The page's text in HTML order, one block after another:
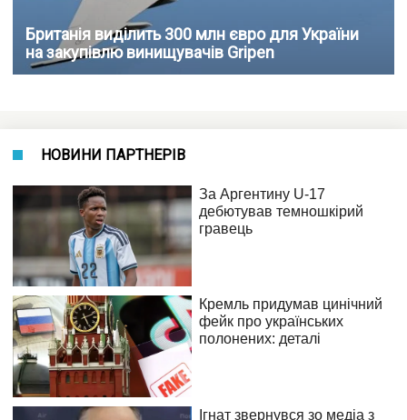
Британія виділить 300 млн євро для України
на закупівлю винищувачів Gripen
НОВИНИ ПАРТНЕРІВ